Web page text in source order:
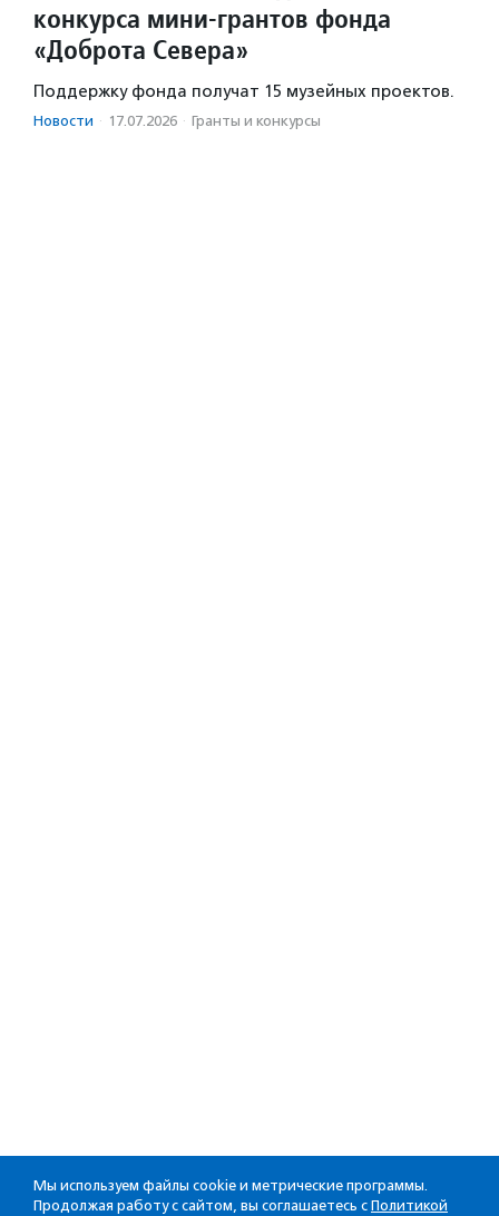
конкурса мини-грантов фонда
«Доброта Севера»
Поддержку фонда получат 15 музейных проектов.
Новости · 17.07.2026 · Гранты и конкурсы
Мы используем файлы cookie и метрические программы.
Продолжая работу с сайтом, вы соглашаетесь с Политикой